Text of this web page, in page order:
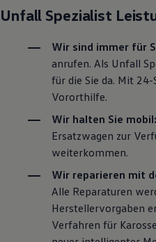
Pannen- und
Unfall Spezialist
Wir sind immer für
anrufen. Als Unfall
für die Sie da. Mit
Vororthilfe.
Wir halten Sie mobil:
Ersatzwagen zur
weiterkommen.
Wir reparieren mit
Alle Reparaturen
Herstellervorgaben
Verfahren für